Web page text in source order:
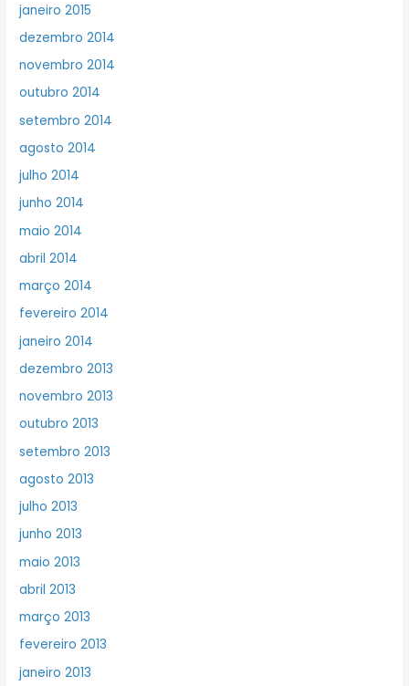
janeiro 2015
dezembro 2014
novembro 2014
outubro 2014
setembro 2014
agosto 2014
julho 2014
junho 2014
maio 2014
abril 2014
março 2014
fevereiro 2014
janeiro 2014
dezembro 2013
novembro 2013
outubro 2013
setembro 2013
agosto 2013
julho 2013
junho 2013
maio 2013
abril 2013
março 2013
fevereiro 2013
janeiro 2013